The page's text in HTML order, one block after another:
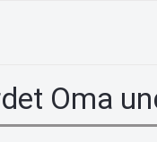
Oma